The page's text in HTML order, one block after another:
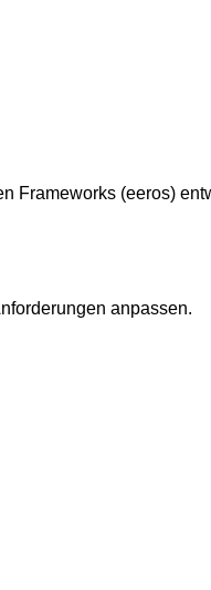
Frameworks (eeros)
anpassen.